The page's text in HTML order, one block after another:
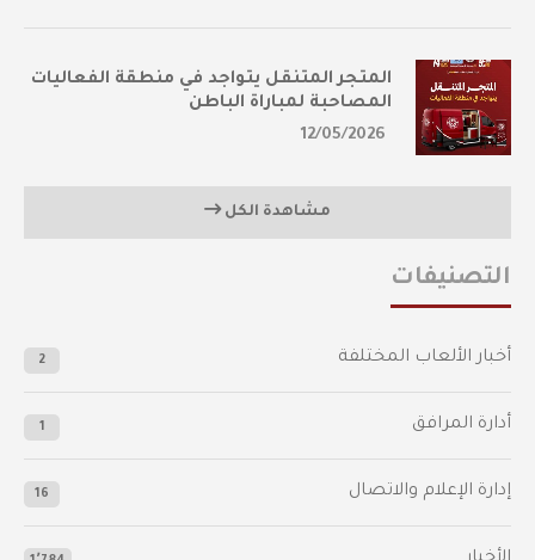
المتجر المتنقل يتواجد في منطقة الفعاليات
المصاحبة لمباراة الباطن
12/05/2026
مشاهدة الكل
التصنيفات
أخبار الألعاب المختلفة 2
أدارة المرافق 1
إدارة الإعلام والاتصال 16